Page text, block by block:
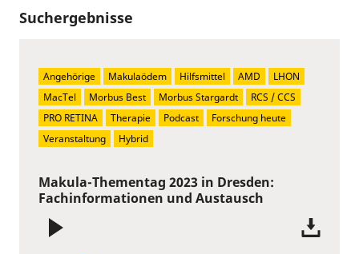
Suchergebnisse
Makula-Thementag 2023 in Dresden:
Fachinformationen und Austausch
Angehörige Makulaödem Hilfsmittel AMD
LHON
MacTel
Morbus Best Morbus Stargardt
RCS / CCS
PRO RETINA
Therapie Podcast
Forschung heute
Veranstaltung
Hybrid